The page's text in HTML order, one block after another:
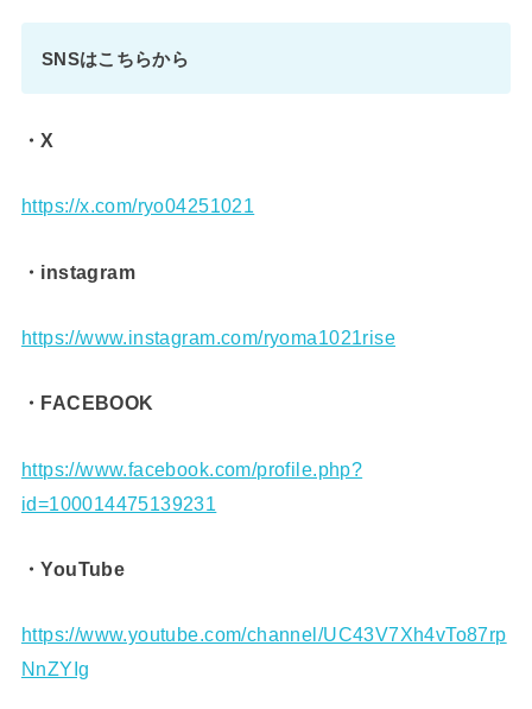
SNSはこちらから
・X
https://x.com/ryo04251021
・instagram
https://www.instagram.com/ryoma1021rise
・FACEBOOK
https://www.facebook.com/profile.php?
id=100014475139231
・YouTube
https://www.youtube.com/channel/UC43V7Xh4vTo87rp
NnZYIg